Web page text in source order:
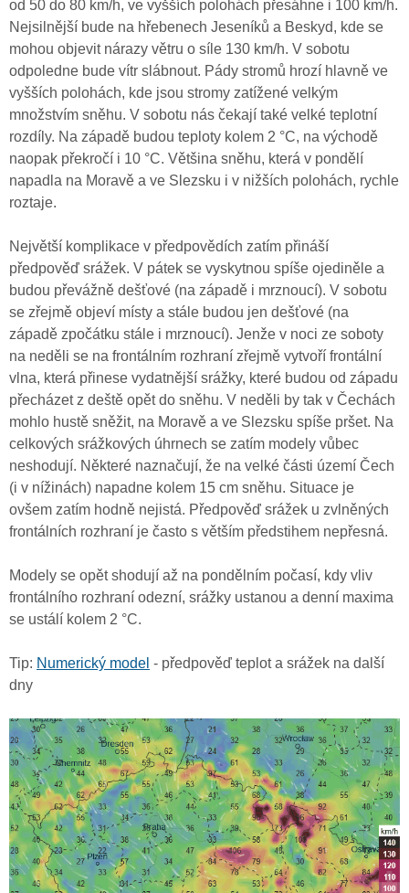
od 50 do 80 km/h, ve vyšších polohách přesáhne i 100 km/h.
Nejsilnější bude na hřebenech Jeseníků a Beskyd, kde se
mohou objevit nárazy větru o síle 130 km/h. V sobotu
odpoledne bude vítr slábnout. Pády stromů hrozí hlavně ve
vyšších polohách, kde jsou stromy zatížené velkým
množstvím sněhu. V sobotu nás čekají také velké teplotní
rozdíly. Na západě budou teploty kolem 2 °C, na východě
naopak překročí i 10 °C. Většina sněhu, která v pondělí
napadla na Moravě a ve Slezsku i v nižších polohách, rychle
roztaje.
Největší komplikace v předpovědích zatím přináší
předpověď srážek. V pátek se vyskytnou spíše ojediněle a
budou převážně dešťové (na západě i mrznoucí). V sobotu
se zřejmě objeví místy a stále budou jen dešťové (na
západě zpočátku stále i mrznoucí). Jenže v noci ze soboty
na neděli se na frontálním rozhraní zřejmě vytvoří frontální
vlna, která přinese vydatnější srážky, které budou od západu
přecházet z deště opět do sněhu. V neděli by tak v Čechách
mohlo hustě sněžit, na Moravě a ve Slezsku spíše pršet. Na
celkových srážkových úhrnech se zatím modely vůbec
neshodují. Některé naznačují, že na velké části území Čech
(i v nížinách) napadne kolem 15 cm sněhu. Situace je
ovšem zatím hodně nejistá. Předpověď srážek u zvlněných
frontálních rozhraní je často s větším předstihem nepřesná.
Modely se opět shodují až na pondělním počasí, kdy vliv
frontálního rozhraní odezní, srážky ustanou a denní maxima
se ustálí kolem 2 °C.
Tip: Numerický model - předpověď teplot a srážek na další
dny